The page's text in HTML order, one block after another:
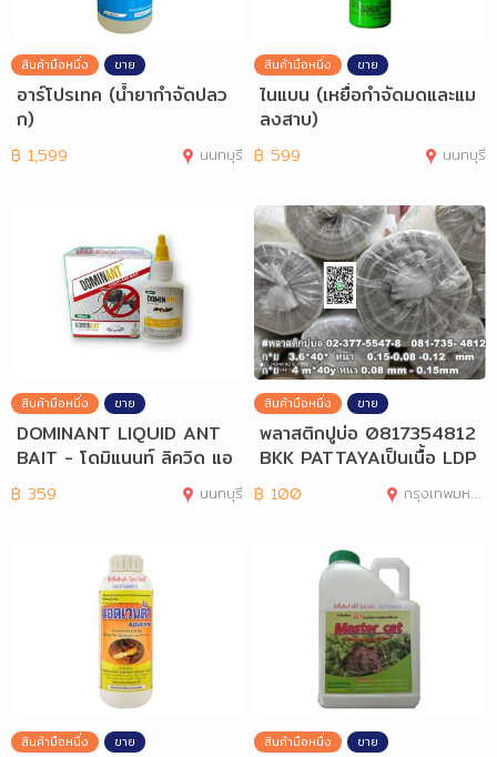
สินค้ามือหนึ่ง ขาย
อาร์โปรเทค (น้ำยากำจัดปลว
ก)
฿ 1,599 นนทบุรี
สินค้ามือหนึ่ง ขาย
ไนแบน (เหยื่อกำจัดมดและแม
ลงสาบ)
฿ 599 นนทบุรี
สินค้ามือหนึ่ง ขาย
DOMINANT LIQUID ANT
BAIT - โดมิแนนท์ ลิควิด แอ
นด์ เบท
฿ 359 นนทบุรี
สินค้ามือหนึ่ง ขาย
พลาสติกปูบ่อ 0817354812
BKK PATTAYAเป็นเนื้อ LDP
E ไม่กรอบ
฿ 100 กรุงเทพมหานคร
สินค้ามือหนึ่ง ขาย สินค้ามือหนึ่ง ขาย